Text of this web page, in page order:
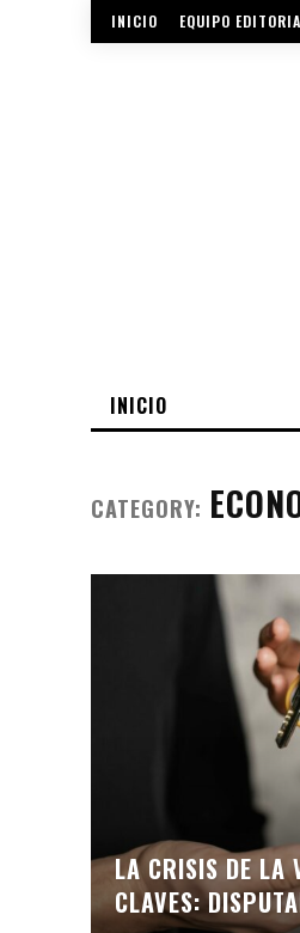
INICIO EQUIPO
INICIO
CATEGORY:
LA CRISIS DE LA
CLAVES: